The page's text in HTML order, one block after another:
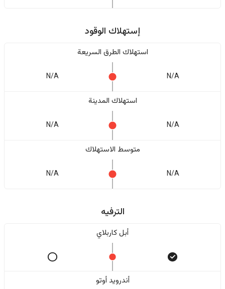
إستهلاك الوقود
استهلاك الطرق السريعة
N/A
N/A
استهلاك المدينة
N/A
N/A
متوسط الاستهلاك
N/A
N/A
الترفيه
أبل كاربلاي
أندرويد أوتو